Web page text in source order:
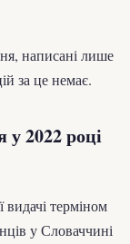
написані лише
за це немає.
у 2022 році
терміном
у Словаччині